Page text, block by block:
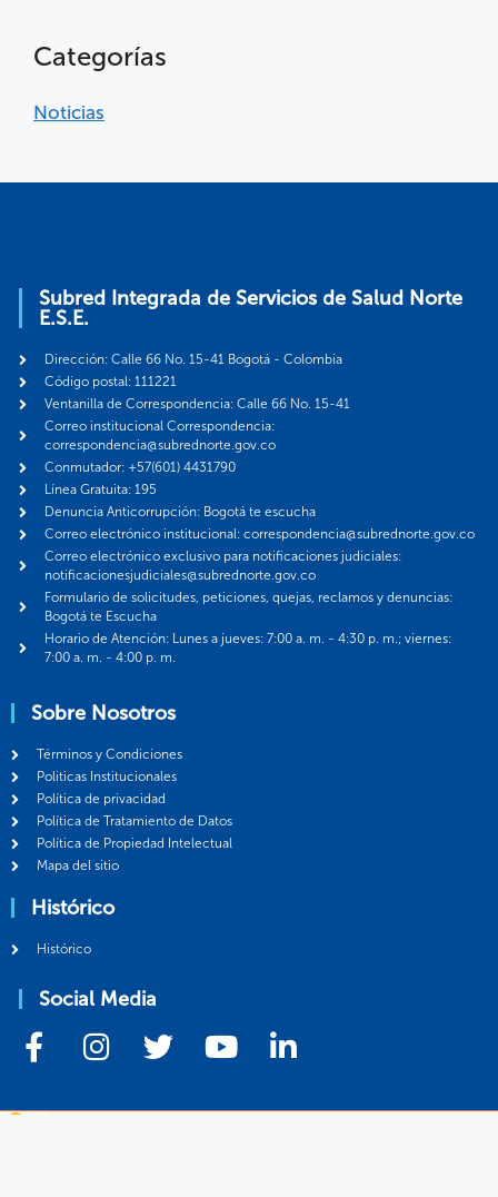
Categorías
Noticias
Subred Integrada de Servicios de Salud Norte
E.S.E.
Dirección: Calle 66 No. 15-41 Bogotá - Colombia
Código postal: 111221
Ventanilla de Correspondencia: Calle 66 No. 15-41
Correo institucional Correspondencia:
correspondencia@subrednorte.gov.co
Conmutador: +57(601) 4431790
Línea Gratuita: 195
Denuncia Anticorrupción: Bogotá te escucha
Correo electrónico institucional: correspondencia@subrednorte.gov.co
Correo electrónico exclusivo para notificaciones judiciales:
notificacionesjudiciales@subrednorte.gov.co
Formulario de solicitudes, peticiones, quejas, reclamos y denuncias:
Bogotá te Escucha
Horario de Atención: Lunes a jueves: 7:00 a. m. - 4:30 p. m.; viernes:
7:00 a. m. - 4:00 p. m.
Sobre Nosotros
Términos y Condiciones
Politicas Institucionales
Política de privacidad
Política de Tratamiento de Datos
Política de Propiedad Intelectual
Mapa del sitio
Histórico
Histórico
Social Media